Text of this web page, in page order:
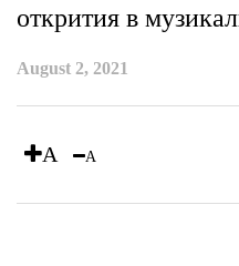
открития в
August 2, 2021
A A